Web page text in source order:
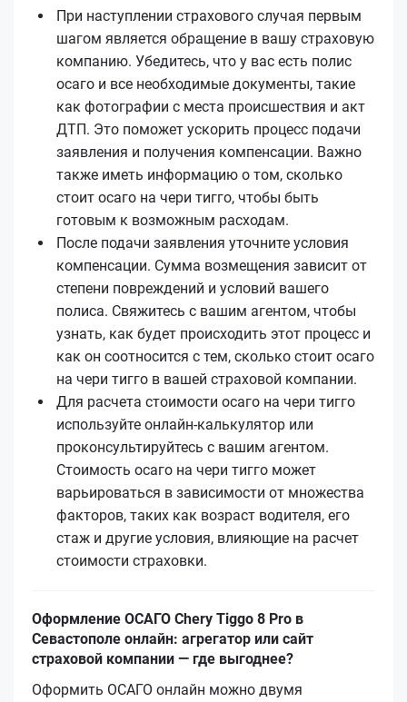
При наступлении страхового случая первым
шагом является обращение в вашу страховую
компанию. Убедитесь, что у вас есть полис
осаго и все необходимые документы, такие
как фотографии с места происшествия и акт
ДТП. Это поможет ускорить процесс подачи
заявления и получения компенсации. Важно
также иметь информацию о том, сколько
стоит осаго на чери тигго, чтобы быть
готовым к возможным расходам.
После подачи заявления уточните условия
компенсации. Сумма возмещения зависит от
степени повреждений и условий вашего
полиса. Свяжитесь с вашим агентом, чтобы
узнать, как будет происходить этот процесс и
как он соотносится с тем, сколько стоит осаго
на чери тигго в вашей страховой компании.
Для расчета стоимости осаго на чери тигго
используйте онлайн-калькулятор или
проконсультируйтесь с вашим агентом.
Стоимость осаго на чери тигго может
варьироваться в зависимости от множества
факторов, таких как возраст водителя, его
стаж и другие условия, влияющие на расчет
стоимости страховки.
Оформление ОСАГО Chery Tiggo 8 Pro в
Севастополе онлайн: агрегатор или сайт
страховой компании — где выгоднее?
Оформить ОСАГО онлайн можно двумя